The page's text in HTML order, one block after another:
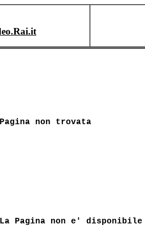
Pagina non trovata
La Pagina non e'